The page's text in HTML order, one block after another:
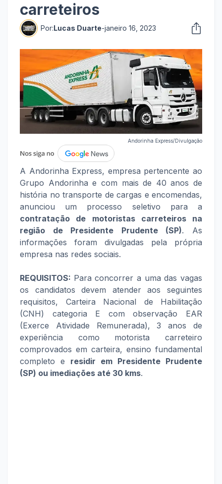
carreteiros
Por:Lucas Duarte-janeiro 16, 2023
Andorinha Express/Divulgação
A Andorinha Express, empresa pertencente ao
Grupo Andorinha e com mais de 40 anos de
história no transporte de cargas e encomendas,
anunciou um processo seletivo para a
contratação de motoristas carreteiros na
região de Presidente Prudente (SP). As
informações foram divulgadas pela própria
empresa nas redes sociais.
REQUISITOS: Para concorrer a uma das vagas
os candidatos devem atender aos seguintes
requisitos, Carteira Nacional de Habilitação
(CNH) categoria E com observação EAR
(Exerce Atividade Remunerada), 3 anos de
experiência como motorista carreteiro
comprovados em carteira, ensino fundamental
completo e residir em Presidente Prudente
(SP) ou imediações até 30 kms.